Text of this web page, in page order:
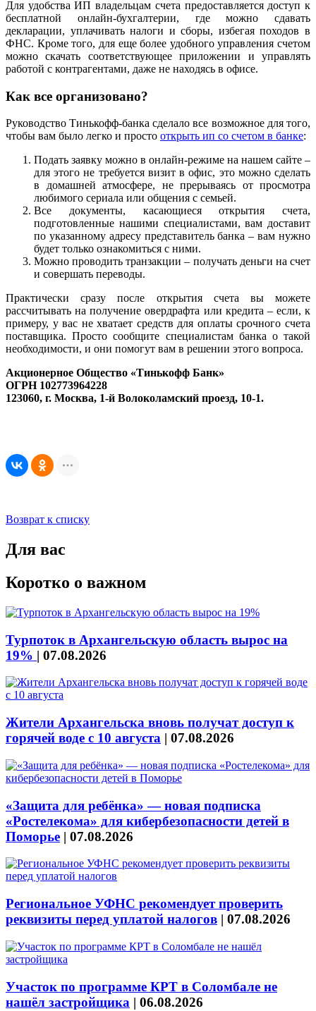
Для удобства ИП владельцам счета предоставляется доступ к
бесплатной онлайн-бухгалтерии, где можно сдавать
декларации, уплачивать налоги и сборы, избегая походов в
ФНС. Кроме того, для еще более удобного управления счетом
можно скачать соответствующее приложении и управлять
работой с контрагентами, даже не находясь в офисе.
Как все организовано?
Руководство Тинькофф-банка сделало все возможное для того,
чтобы вам было легко и просто открыть ип со счетом в банке:
Подать заявку можно в онлайн-режиме на нашем сайте –
для этого не требуется визит в офис, это можно сделать
в домашней атмосфере, не прерываясь от просмотра
любимого сериала или общения с семьей.
Все документы, касающиеся открытия счета,
подготовленные нашими специалистами, вам доставит
по указанному адресу представитель банка – вам нужно
будет только ознакомиться с ними.
Можно проводить транзакции – получать деньги на счет
и совершать переводы.
Практически сразу после открытия счета вы можете
рассчитывать на получение овердрафта или кредита – если, к
примеру, у вас не хватает средств для оплаты срочного счета
поставщика. Просто сообщите специалистам банка о такой
необходимости, и они помогут вам в решении этого вопроса.
Акционерное Общество «Тинькофф Банк»
ОГРН 102773964228
123060, г. Москва, 1-й Волоколамский проезд, 10-1.
Возврат к списку
Для вас
Коротко о важном
Турпоток в Архангельскую область вырос на
19% | 07.08.2026
Жители Архангельска вновь получат доступ к
горячей воде с 10 августа | 07.08.2026
«Защита для ребёнка» — новая подписка
«Ростелекома» для кибербезопасности детей в
Поморье | 07.08.2026
Региональное УФНС рекомендует проверить
реквизиты перед уплатой налогов | 07.08.2026
Участок по программе КРТ в Соломбале не
нашёл застройщика | 06.08.2026